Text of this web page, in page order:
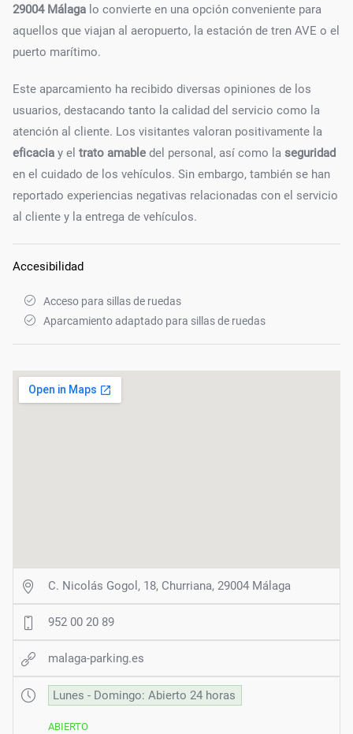
29004 Málaga lo convierte en una opción conveniente para
aquellos que viajan al aeropuerto, la estación de tren AVE o el
puerto marítimo.
Este aparcamiento ha recibido diversas opiniones de los
usuarios, destacando tanto la calidad del servicio como la
atención al cliente. Los visitantes valoran positivamente la
eficacia y el trato amable del personal, así como la seguridad
en el cuidado de los vehículos. Sin embargo, también se han
reportado experiencias negativas relacionadas con el servicio
al cliente y la entrega de vehículos.
Accesibilidad
Acceso para sillas de ruedas
Aparcamiento adaptado para sillas de ruedas
C. Nicolás Gogol, 18, Churriana, 29004 Málaga
952 00 20 89
malaga-parking.es
Lunes - Domingo: Abierto 24 horas
ABIERTO